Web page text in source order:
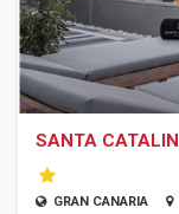
SANTA
GRAN CANARIA